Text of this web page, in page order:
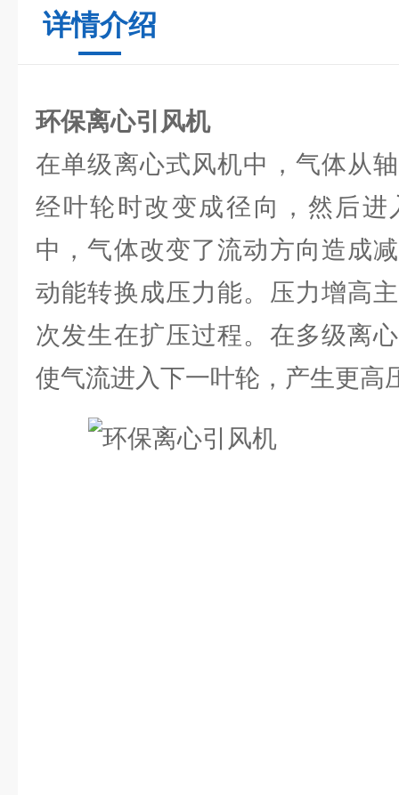
详情介绍
环保离心引风机
在单级离心式风机中，气体从
经叶轮时改变成径向，然后进
中，气体改变了流动方向造成
动能转换成压力能。压力增高
次发生在扩压过程。在多级离
使气流进入下一叶轮，产生更高